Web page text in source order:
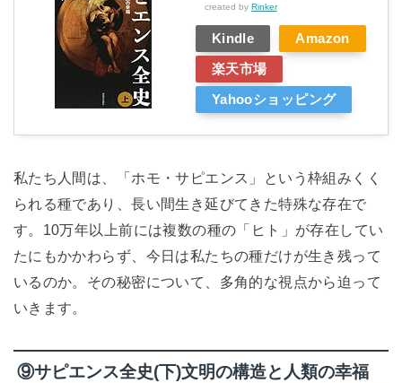
created by Rinker
Kindle Amazon
楽天市場
Yahooショッピング
私たち人間は、「ホモ・サピエンス」という枠組みくく
られる種であり、長い間生き延びてきた特殊な存在で
す。10万年以上前には複数の種の「ヒト」が存在してい
たにもかかわらず、今日は私たちの種だけが生き残って
いるのか。その秘密について、多角的な視点から迫って
いきます。
⑨サピエンス全史(下)文明の構造と人類の幸福